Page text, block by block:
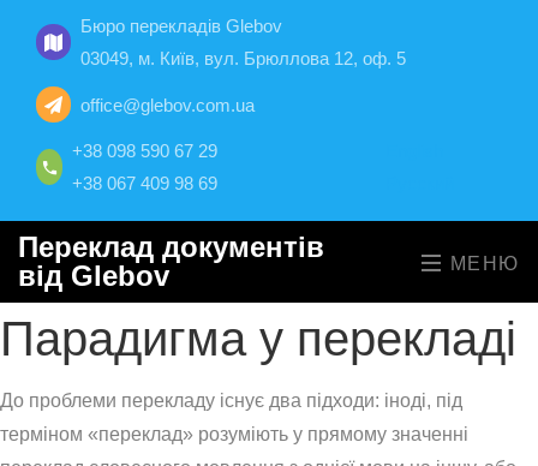
Бюро перекладів Glebov
03049, м. Київ, вул. Брюллова 12, оф. 5
office@glebov.com.ua
+38 098 590 67 29
+38 067 409 98 69
Переклад документів
від Glebov
МЕНЮ
Парадигма у перекладі
До проблеми перекладу існує два підходи: іноді, під
терміном «переклад» розуміють у прямому значенні